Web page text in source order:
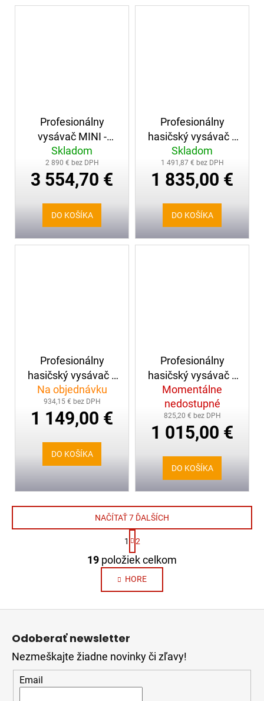
Profesionálny
vysávač MINI -
AQUATIX
Skladom
2 890 € bez DPH
3 554,70 €
DO KOŠÍKA
Profesionálny
hasičský vysávač s
čerpadlom HERO
FPS
Skladom
1 491,87 € bez DPH
1 835,00 €
DO KOŠÍKA
Profesionálny
hasičský vysávač s
čerpadlom Rössle
HYDRA BOY
Na objednávku
934,15 € bez DPH
1 149,00 €
DO KOŠÍKA
Profesionálny
hasičský vysávač s
čerpadlom Sprintus
N51/1 KPS 2200W
Momentálne
nedostupné
825,20 € bez DPH
1 015,00 €
DO KOŠÍKA
O
v
l
á
d
e
p
r
NAČÍTAŤ 7 ĎALŠÍCH
S
t
r
á
n
k
v
e
1 2
19 položiek celkom
HORE
Z
Odoberať newsletter
Nezmeškajte žiadne novinky či zľavy!
Email